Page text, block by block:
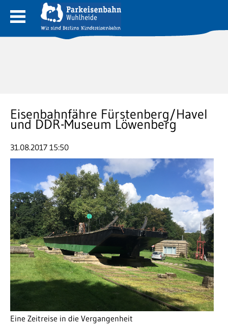
Eisenbahnfähre Fürstenberg/Havel
und DDR-Museum Löwenberg
31.08.2017 15:50
Eine Zeitreise in die Vergangenheit